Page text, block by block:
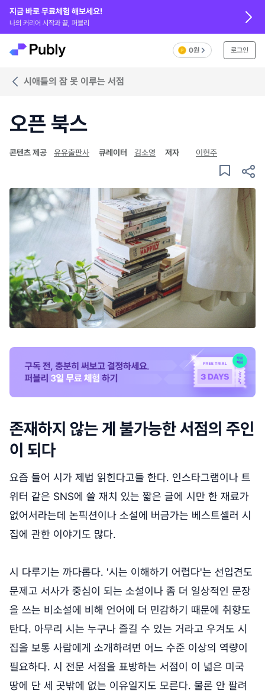
지금 바로 무료체험 해보세요!
나의 커리어 시작과 끝, 퍼블리
0원 로그인
시애틀의 잠 못 이루는 서점
오픈 북스
콘텐츠 제공 유유출판사 큐레이터 김소영 저자 이현주
존재하지 않는 게 불가능한 서점의 주인
이 되다
요즘 들어 시가 제법 읽힌다고들 한다. 인스타그램이나 트
위터 같은 SNS에 쓸 재치 있는 짧은 글에 시만 한 재료가
없어서라는데 논픽션이나 소설에 버금가는 베스트셀러 시
집에 관한 이야기도 많다.
시 다루기는 까다롭다. '시는 이해하기 어렵다'는 선입견도
문제고 서사가 중심이 되는 소설이나 좀 더 일상적인 문장
을 쓰는 비소설에 비해 언어에 더 민감하기 때문에 취향도
탄다. 아무리 시는 누구나 즐길 수 있는 거라고 우겨도 시
집을 보통 사람에게 소개하려면 어느 수준 이상의 역량이
필요하다. 시 전문 서점을 표방하는 서점이 이 넓은 미국
땅에 단 세 곳밖에 없는 이유일지도 모른다. 물론 안 팔려